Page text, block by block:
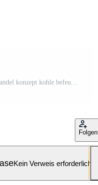
schmutzig vs sauber energie klimawandel konzept kohle befeuerte fossile brennstoffe stromkraftwerk und solarpanel kraftwerk isometrisch isoliert illustrationskarikatur Pro-Vektor und Pro-SVG
Folgen
Kein Verweis erforderlich